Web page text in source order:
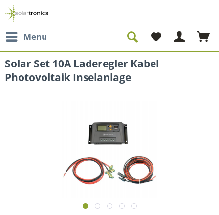
Menu
Solar Set 10A Laderegler Kabel
Photovoltaik Inselanlage